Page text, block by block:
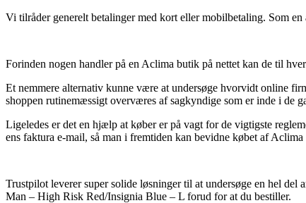
Vi tilråder generelt betalinger med kort eller mobilbetaling. Som
Forinden nogen handler på en Aclima butik på nettet kan de til
Et nemmere alternativ kunne være at undersøge hvorvidt online
shoppen rutinemæssigt overværes af sagkyndige som er inde i de
Ligeledes er det en hjælp at køber er på vagt for de vigtigste
ens faktura e-mail, så man i fremtiden kan bevidne købet af
Trustpilot leverer super solide løsninger til at undersøge en hel
Man – High Risk Red/Insignia Blue – L forud for at du bestiller.